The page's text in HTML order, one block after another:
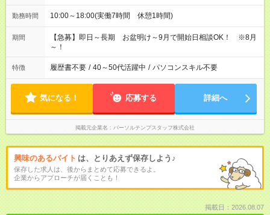
勤務時間 10:00～18:00(実働7時間 休憩1時間)
期間
【急募】即日～長期 お盆明け～9月で開始日相談OK！ ※8月
～！
特徴 履歴書不要 / 40～50代活躍中 / パソコンスキル不要
気になる！ 応募する 詳細へ
掲載元企業名 パーソルテンプスタッフ株式会社
興味のあるバイト は、とりあえず保存しよう♪
保存した求人は、後からまとめて応募できるよ。
企業からアプローチが届くことも！
掲載日：2026.08.07